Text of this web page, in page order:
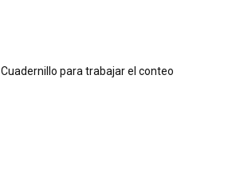
Cuadernillo para trabajar el conteo